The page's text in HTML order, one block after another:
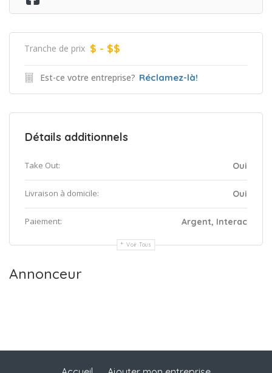
Tranche de prix $ - $$
Est-ce votre entreprise? Réclamez-là!
Détails additionnels
Take Out: Oui
Livraison à domicile: Oui
Paiement: Argent, Interac
Voir Tous
Annonceur